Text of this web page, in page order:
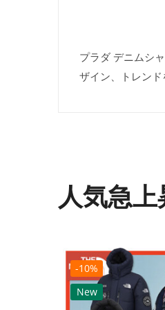
プラダ デニムシ
ザイン、トレン
人気急上
-10%
New